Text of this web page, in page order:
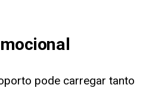
pode carregar tanto